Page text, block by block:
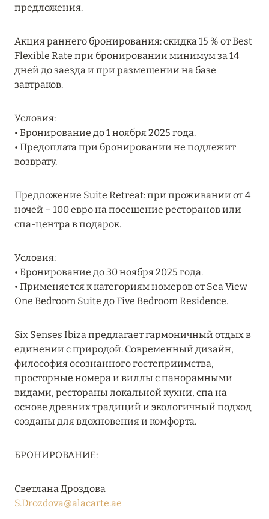
MARCH GRAND ESCAPE: ПРЕДЛОЖЕНИЕ ОТ Á
ASTORIA MALDIVES ITHAAFUSHI, МАЛЬДИВЫ
Подробнее
MANDARIN ORIENTAL JUMEIRA — SUITE
NOVEMBER
Подробнее
13 мая 2025
ЗАБРОНИРУЙТЕ FOUR SEASONS RESORT
Подробнее
ATLANTIS THE PALM: НОВЫЙ ПАКЕТ
НАПИТКОВ ДЛЯ HB И FB
Подробнее
13 февраля 2025
СКИДКИ ДО 30 % ОТ СУММЫ КОНТРАКТА НА
Подробнее
предложения.
Акция раннего бронирования: скидка 15 % от Best
Flexible Rate при бронировании минимум за 14
дней до заезда и при размещении на базе
завтраков.
Условия:
• Бронирование до 1 ноября 2025 года.
• Предоплата при бронировании не подлежит
возврату.
Предложение Suite Retreat: при проживании от 4
ночей – 100 евро на посещение ресторанов или
спа-центра в подарок.
Условия:
• Бронирование до 30 ноября 2025 года.
• Применяется к категориям номеров от Sea View
One Bedroom Suite до Five Bedroom Residence.
Six Senses Ibiza предлагает гармоничный отдых в
единении с природой. Современный дизайн,
философия осознанного гостеприимства,
просторные номера и виллы с панорамными
видами, рестораны локальной кухни, спа на
основе древних традиций и экологичный подход
созданы для вдохновения и комфорта.
БРОНИРОВАНИЕ:
Светлана Дроздова
S.Drozdova@alacarte.ae